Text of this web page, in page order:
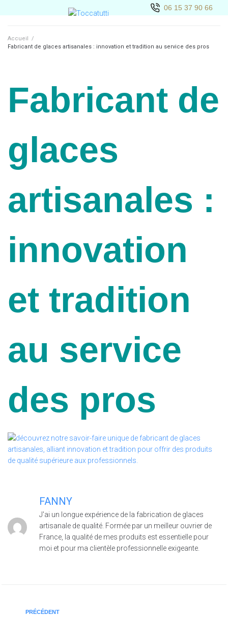
06 15 37 90 66
Accueil /
Fabricant de glaces artisanales : innovation et tradition au service des pros
Fabricant de
glaces
artisanales :
innovation
et tradition
au service
des pros
FANNY
J'ai un longue expérience de la fabrication de glaces
artisanale de qualité. Formée par un meilleur ouvrier de
France, la qualité de mes produits est essentielle pour
moi et pour ma clientèle professionnelle exigeante.
PRÉCÉDENT